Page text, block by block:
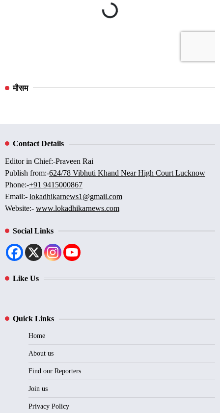
मौसम
Contact Details
Editor in Chief:-Praveen Rai
Publish from:-624/78 Vibhuti Khand Near High Court Lucknow
Phone:-+91 9415000867
Email:- lokadhikarnews1@gmail.com
Website:- www.lokadhikarnews.com
Social Links
Like Us
Quick Links
Home
About us
Find our Reporters
Join us
Privacy Policy